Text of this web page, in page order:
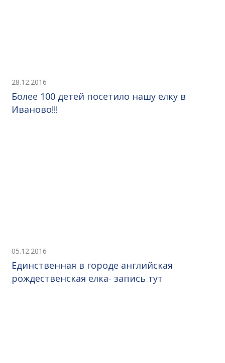
28.12.2016
Более 100 детей посетило нашу елку в
Иваново!!!
05.12.2016
Единственная в городе английская
рождественская елка- запись тут